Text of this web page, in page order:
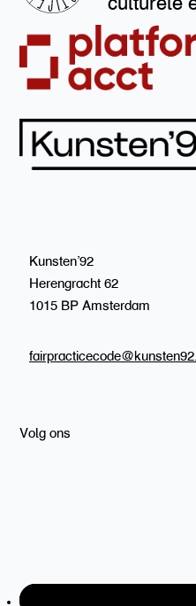
culturele
Kunsten’92
Herengracht 62
1015 BP Amsterdam
Volg ons